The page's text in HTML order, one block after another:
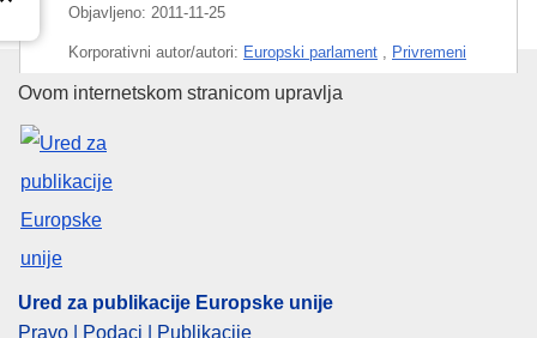
Objavljeno: 2011-11-25
Korporativni autor/autori: Europski parlament , Privremeni
podaci
Predmet:
Ured za publikacije Europske
Ovom internetskom stranicom upravlja
Ured za publikacije Europske unije
Pravo | Podaci | Publikacije